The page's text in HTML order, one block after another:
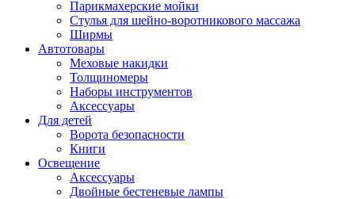
Парикмахерские мойки
Стулья для шейно-воротникового массажа
Ширмы
Автотовары
Меховые накидки
Толщиномеры
Наборы инструментов
Аксессуары
Для детей
Ворота безопасности
Книги
Освещение
Аксессуары
Двойные бестеневые лампы